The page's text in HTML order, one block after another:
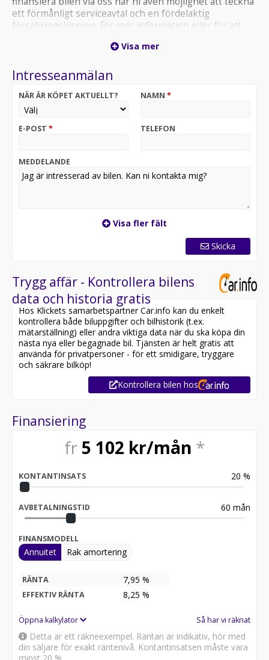
ett förmånligt serviceavtal och en fördelaktig
försäkringslösning. För mer information eller för att
våra säljare på 040-380280 eller via
modell som kombinerar sportighet och funktionalitet
uppmärksamhet. De karakteristiska koppardetaljerna,
den aerodynamiska siluetten och CUPRAs
premiumkaraktär.Med den bränsleeffektiva 1.5 eTSI-
växlad DSG-växellåda. Mildhybridtekniken möjliggör
bland annat frirullning med avstängd
förbränningsmotor för lägre förbrukning och en mer
utrustad med:Edge Paket och 18" fälgar.Varmt välkomna
till Din Bil CUPRA/SEAT Malmö
Visa mer
Intresseanmälan
NÄR ÄR KÖPET AKTUELLT? NAMN *
E-POST * TELEFON
MEDDELANDE
Visa fler fält
Skicka
Trygg affär - Kontrollera bilens
data och historia gratis
Hos Klickets samarbetspartner Car.info kan du enkelt
kontrollera både biluppgifter och bilhistorik (t.ex.
mätarställning) eller andra viktiga data när du ska köpa din
nästa nya eller begagnade bil. Tjänsten är helt gratis att
använda för privatpersoner - för ett smidigare, tryggare
och säkrare bilköp!
Kontrollera bilen hos
Finansiering
fr 5 102 kr/mån *
KONTANTINSATS 20 %
AVBETALNINGSTID 60 mån
FINANSMODELL
Annuitet Rak amortering
RÄNTA 7,95 %
EFFEKTIV RÄNTA 8,25 %
Öppna kalkylator Så har vi räknat
Detta är ett räkneexempel. Räntan är indikativ, hör med
din säljare för exakt räntenivå. Kontantinsatsen måste vara
minst 20 %.